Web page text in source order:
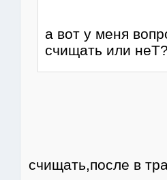
а вот у меня
счищать или
счищать,после в